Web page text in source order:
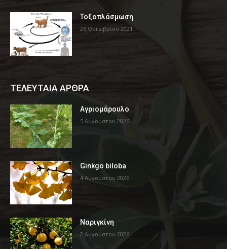
Τοξοπλάσμωση
25 Οκτωβρίου 2021
ΤΕΛΕΥΤΑΙΑ ΑΡΘΡΑ
Αγριομάρουλο
5 Αυγούστου 2026
Ginkgo biloba
4 Αυγούστου 2026
Ναριγκίνη
2 Αυγούστου 2026